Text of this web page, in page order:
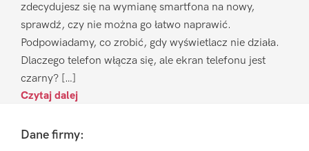
zdecydujesz się na wymianę smartfona na nowy,
sprawdź, czy nie można go łatwo naprawić.
Podpowiadamy, co zrobić, gdy wyświetlacz nie działa.
Dlaczego telefon włącza się, ale ekran telefonu jest
czarny? […]
Czytaj dalej
FooterDane firmy: